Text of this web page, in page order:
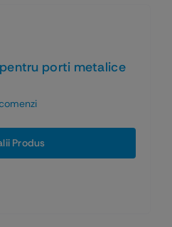
porti metalice
Produs